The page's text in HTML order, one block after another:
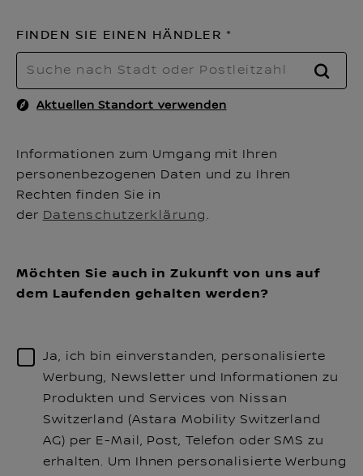
FINDEN SIE EINEN HÄNDLER
Aktuellen Standort verwenden
Informationen zum Umgang mit Ihren
personenbezogenen Daten und zu Ihren
Rechten finden Sie in
der Datenschutzerklärung .
Möchten Sie auch in Zukunft von uns auf
dem Laufenden gehalten werden?
Ja, ich bin einverstanden, personalisierte
Werbung, Newsletter und Informationen zu
Produkten und Services von Nissan
Switzerland (Astara Mobility Switzerland
AG) per E-Mail, Post, Telefon oder SMS zu
erhalten. Um Ihnen personalisierte Werbung